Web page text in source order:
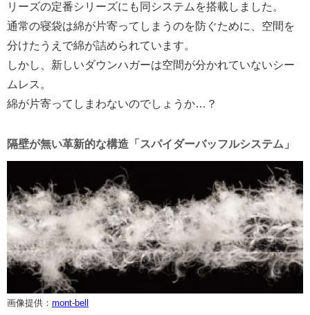
リーズの定番シリーズにも同システムを搭載しました。
通常の寝袋は綿が片寄ってしまうのを防ぐために、空間を
分けたうえで綿が詰められています。
しかし、新しいダウンハガーは空間が分かれていないシー
ムレス。
綿が片寄ってしまわないのでしょうか…？
隔壁が無い革新的な構造「スパイダーバッフルシステム」
画像提供： mont-bell